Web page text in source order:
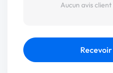
Aucun avis